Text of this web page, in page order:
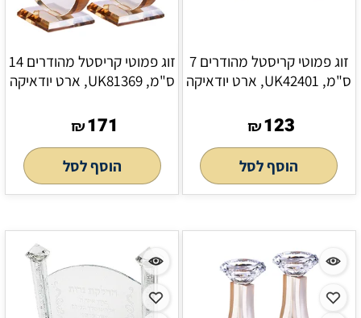
זוג פמוטי קריסטל מהודרים 7
ס"מ, UK42401, ארט יודאיקה
₪123
הוסף לסל
זוג פמוטי קריסטל מהודרים 14
ס"מ, UK81369, ארט יודאיקה
₪171
הוסף לסל